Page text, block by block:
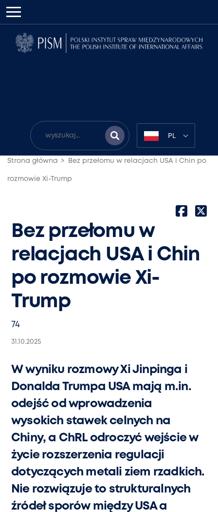
PL
Strona główna Bez przełomu w relacjach USA i Chin po
rozmowie Xi-Trump
Bez przełomu w
relacjach USA i Chin
po rozmowie Xi-
Trump
74
31.10.2025
W wyniku rozmowy Xi Jinpinga i
Donalda Trumpa USA mają m.in.
odejść od wprowadzenia
wysokich stawek celnych na
Chiny, a ChRL odroczyć wejście w
życie rozszerzenia regulacji
dotyczących metali ziem rzadkich.
Nie rozwiązuje to strukturalnych
źródeł sporów między USA a